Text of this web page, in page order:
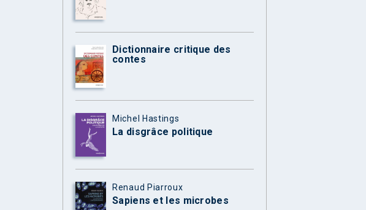
Dictionnaire critique des
contes
Michel Hastings
La disgrâce politique
Renaud Piarroux
Sapiens et les microbes